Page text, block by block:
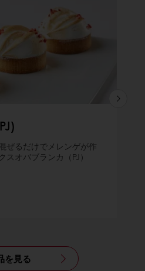
ぜるだけでメレンゲが作
オバブランカ（PJ）
を見る